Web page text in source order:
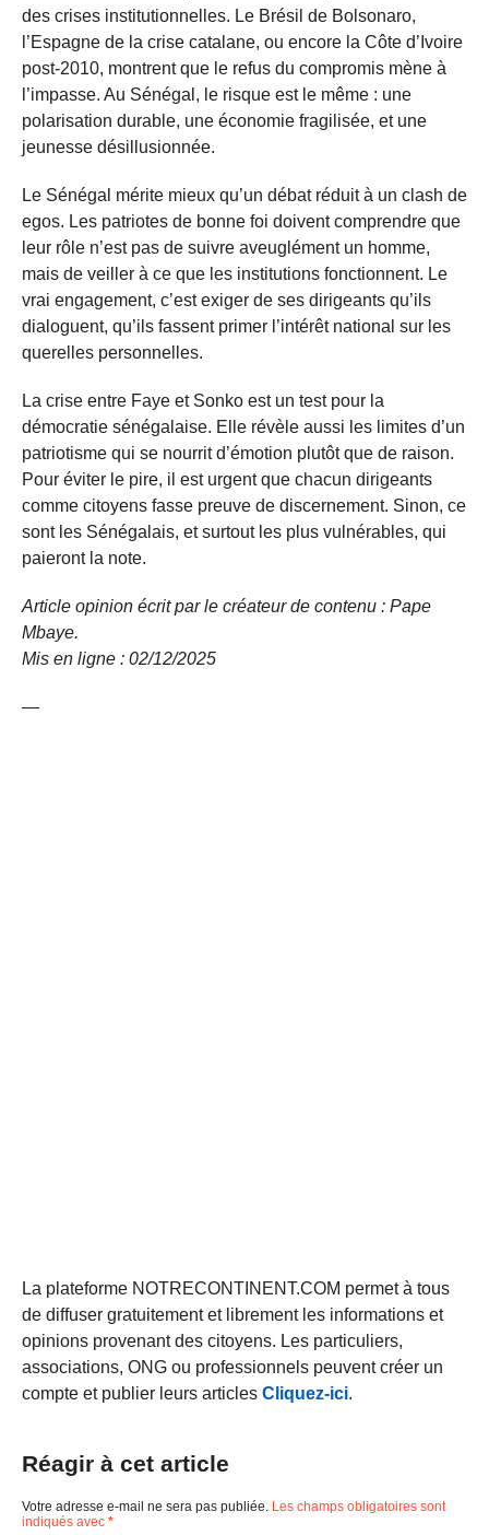
des crises institutionnelles. Le Brésil de Bolsonaro,
l’Espagne de la crise catalane, ou encore la Côte d’Ivoire
post-2010, montrent que le refus du compromis mène à
l’impasse. Au Sénégal, le risque est le même : une
polarisation durable, une économie fragilisée, et une
jeunesse désillusionnée.
Le Sénégal mérite mieux qu’un débat réduit à un clash de
egos. Les patriotes de bonne foi doivent comprendre que
leur rôle n’est pas de suivre aveuglément un homme,
mais de veiller à ce que les institutions fonctionnent. Le
vrai engagement, c’est exiger de ses dirigeants qu’ils
dialoguent, qu’ils fassent primer l’intérêt national sur les
querelles personnelles.
La crise entre Faye et Sonko est un test pour la
démocratie sénégalaise. Elle révèle aussi les limites d’un
patriotisme qui se nourrit d’émotion plutôt que de raison.
Pour éviter le pire, il est urgent que chacun dirigeants
comme citoyens fasse preuve de discernement. Sinon, ce
sont les Sénégalais, et surtout les plus vulnérables, qui
paieront la note.
Article opinion écrit par le créateur de contenu : Pape
Mbaye.
Mis en ligne : 02/12/2025
—
La plateforme NOTRECONTINENT.COM permet à tous
de diffuser gratuitement et librement les informations et
opinions provenant des citoyens. Les particuliers,
associations, ONG ou professionnels peuvent créer un
compte et publier leurs articles Cliquez-ici.
Réagir à cet article
Votre adresse e-mail ne sera pas publiée. Les champs obligatoires sont
indiqués avec *